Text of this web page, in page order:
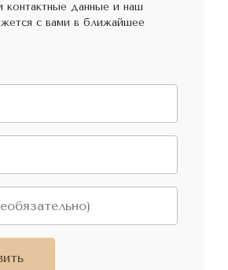
контактные данные и наш
с вами в ближайшее